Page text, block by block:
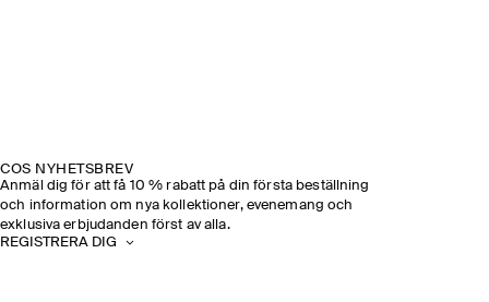
COS NYHETSBREV
Anmäl dig för att få 10 % rabatt på din första beställning
och information om nya kollektioner, evenemang och
exklusiva erbjudanden först av alla.
REGISTRERA DIG